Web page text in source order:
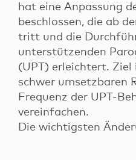
Kontakt
Events
Login
Login für Patienten
Login für
Kontakt
hat eine Anpassung
beschlossen, die ab
tritt und die
unterstützenden
(UPT) erleichtert.
schwer umsetzbaren
Frequenz der UPT-
vereinfachen.
Die wichtigsten